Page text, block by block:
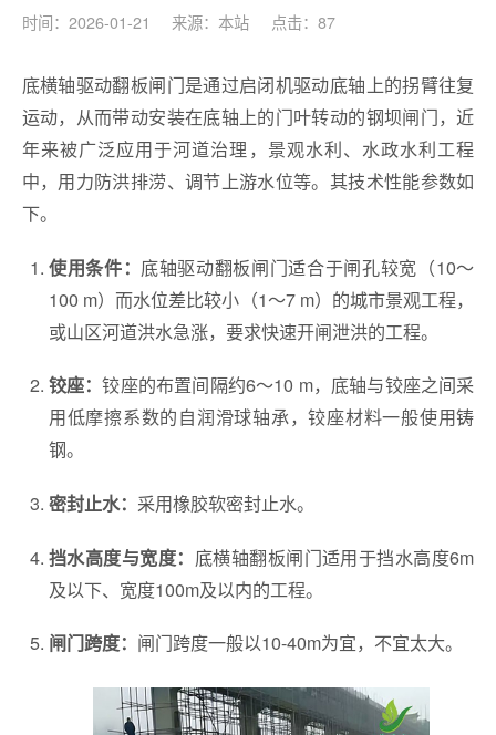
时间：2026-01-21 来源：本站 点击：87
底横轴驱动翻板闸门是通过启闭机驱动底轴上的拐臂往复
运动，从而带动安装在底轴上的门叶转动的钢坝闸门，近
年来被广泛应用于河道治理，景观水利、水政水利工程
中，用力防洪排涝、调节上游水位等。其技术性能参数如
下。
使用条件： 底轴驱动翻板闸门适合于闸孔较宽（10～
100 m）而水位差比较小（1～7 m）的城市景观工程，
或山区河道洪水急涨，要求快速开闸泄洪的工程。
铰座：铰座的布置间隔约6～10 m，底轴与铰座之间采
用低摩擦系数的自润滑球轴承，铰座材料一般使用铸
钢。
密封止水： 采用橡胶软密封止水。
挡水高度与宽度： 底横轴翻板闸门适用于挡水高度6m
及以下、宽度100m及以内的工程。
闸门跨度： 闸门跨度一般以10-40m为宜，不宜太大。